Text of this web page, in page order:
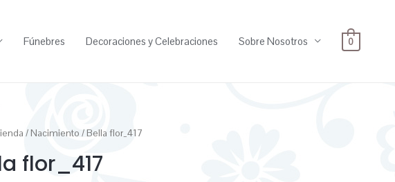
Fúnebres Decoraciones y Celebraciones Sobre Nosotros 0
/ Nacimiento / Bella flor_417
flor_417